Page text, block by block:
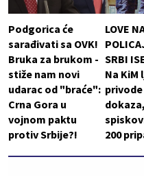
Podgorica će
sarađivati sa OVK!
Bruka za brukom -
stiže nam novi
udarac od "braće":
Crna Gora u
vojnom paktu
protiv Srbije?!
LOVE
SRBI
Na KiM
privode
200